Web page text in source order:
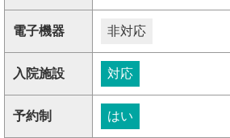
電子機器 非対応
入院施設 対応
予約制 はい